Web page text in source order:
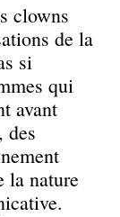
clowns
de la
si
qui
avant
des
la nature